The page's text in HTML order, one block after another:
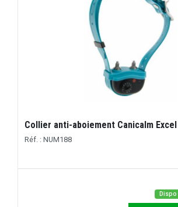
Collier anti-aboiement Canicalm Excel
Réf. : NUM188